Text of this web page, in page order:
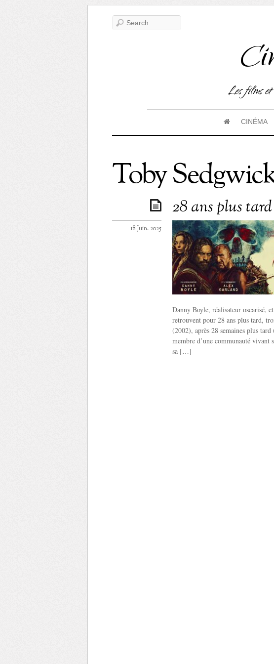
Les films
CINÉMA
Toby
28 ans plus
18 Juin. 2025
Danny Boyle, réalisateur oscarisé,
retrouvent pour 28 ans plus tard,
(2002), après 28 semaines plus
membre d’une communauté
sa […]